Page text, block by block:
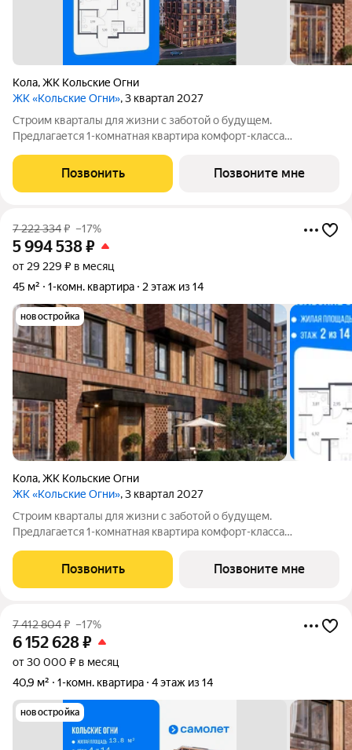
Кола,ЖК Кольские Огни
ЖК «Кольские Огни», 3 квартал 2027
Строим кварталы для жизни с заботой о будущем.
Предлагается 1-комнатная квартира комфорт-класса
6-м этаже, в жилом комплексе "Кольские Огни". Квартиры
сдаются без отделки, а значит, вы легко
Позвонить Позвоните мне
7 222 334₽ –17%
5 994 538₽
от 29 229 ₽ в месяц
45 м²
1-комн. квартира 2 этаж из 14
новостройка
Кола,ЖК Кольские Огни
ЖК «Кольские Огни», 3 квартал 2027
Строим кварталы для жизни с заботой о будущем.
Предлагается 1-комнатная квартира комфорт-класса
2-м этаже, в жилом комплексе "Кольские Огни". Квартиры
сдаются без отделки, а значит, вы легко
Позвонить Позвоните мне
7 412 804₽ –17%
6 152 628₽
от 30 000 ₽ в месяц
40,9 м²
1-комн. квартира 4 этаж из 14
новостройка